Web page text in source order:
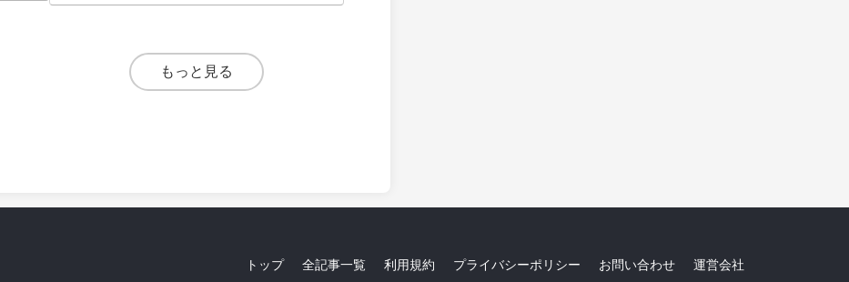
は思考法ではなく「余
もっと見る
トップ 全記事一覧 利用規約 プライバシーポリシー お問い合わせ 運営会社